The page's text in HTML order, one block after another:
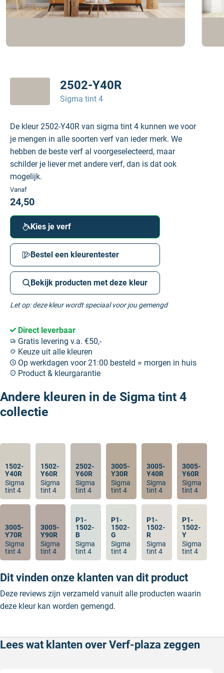
2502-Y40R
Sigma tint 4
De kleur 2502-Y40R van sigma tint 4 kunnen we voor
je mengen in alle soorten verf van ieder merk. We
hebben de beste verf al voorgeselecteerd, maar
schilder je liever met andere verf, dan is dat ook
mogelijk.
Vanaf
24,50
Kies je verf
Bestel een kleurentester
Bekijk producten met deze kleur
Let op: deze kleur wordt speciaal voor jou gemengd
Direct leverbaar
Gratis levering v.a. €50,-
Keuze uit alle kleuren
Op werkdagen voor 21:00 besteld = morgen in huis
Product & kleurgarantie
Andere kleuren in de Sigma tint 4
collectie
1502-
Y40R
Sigma
tint 4
1502-
Y60R
Sigma
tint 4
2502-
Y60R
Sigma
tint 4
3005-
Y30R
Sigma
tint 4
3005-
Y40R
Sigma
tint 4
3005-
Y60R
Sigma
tint 4
3005-
Y70R
Sigma
tint 4
3005-
Y90R
Sigma
tint 4
P1-
1502-
B
Sigma
tint 4
P1-
1502-
G
Sigma
tint 4
P1-
1502-
R
Sigma
tint 4
P1-
1502-
Y
Sigma
tint 4
Dit vinden onze klanten van dit product
Deze reviews zijn verzameld vanuit alle producten waarin
deze kleur kan worden gemengd.
Lees wat klanten over Verf-plaza zeggen